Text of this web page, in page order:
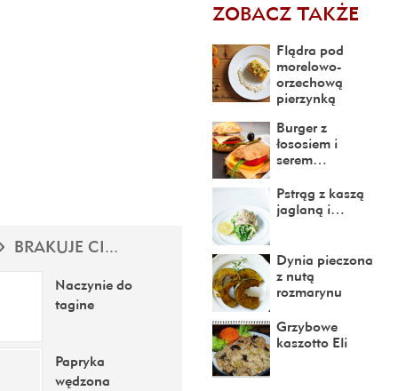
BRAKUJE CI...
Naczynie do
tagine
Papryka
wędzona
ZOBACZ TAKŻE
Flądra pod
morelowo-
orzechową
pierzynką
Burger z
łososiem i
serem…
Pstrąg z kaszą
jaglaną i…
Dynia pieczona
z nutą
rozmarynu
Grzybowe
kaszotto Eli